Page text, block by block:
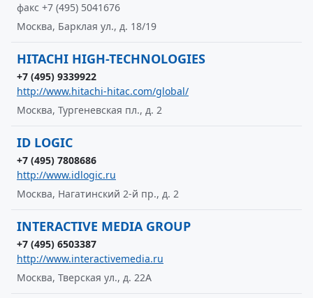
факс +7 (495) 5041676
Москва, Барклая ул., д. 18/19
HITACHI HIGH-TECHNOLOGIES
+7 (495) 9339922
http://www.hitachi-hitac.com/global/
Москва, Тургеневская пл., д. 2
ID LOGIС
+7 (495) 7808686
http://www.idlogic.ru
Москва, Нагатинский 2-й пр., д. 2
INTERACTIVE MEDIA GROUP
+7 (495) 6503387
http://www.interactivemedia.ru
Москва, Тверская ул., д. 22А